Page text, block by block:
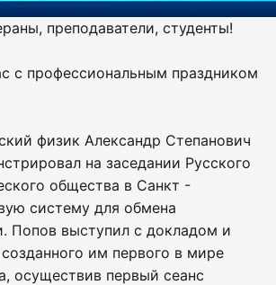
преподаватели, студенты!
с профессиональным праздником
физик Александр Степанович
на заседании Русского
общества в Санкт -
систему для обмена
Попов выступил с докладом и
им первого в мире
осуществив первый сеанс